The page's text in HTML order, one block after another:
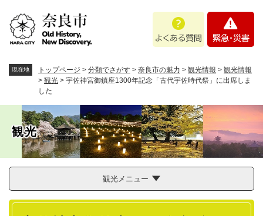
。
あ
問
・
現在地 トップページ > 分類でさがす > 奈良市の魅力 > 観光情報 > 観光情報
> 観光 > 宇佐神宮御鎮座1300年記念「古代宇佐時代祭」に出席しま
した
観光
観光メニュー
本